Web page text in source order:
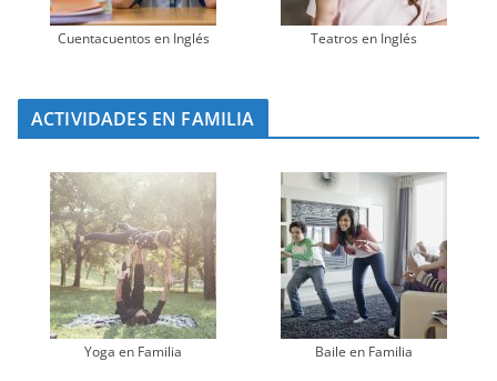
Cuentacuentos en Inglés Teatros en Inglés
ACTIVIDADES EN FAMILIA
Yoga en Familia Baile en Familia